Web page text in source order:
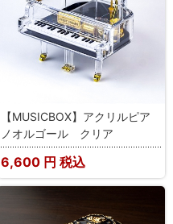
【MUSICBOX】アクリルピア
ノオルゴール クリア
6,600 円 税込